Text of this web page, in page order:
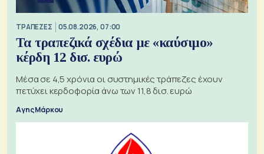
ΤΡΑΠΕΖΕΣ 05.08.2026, 07:00
Τα τραπεζικά σχέδια με «καύσιμο»
κέρδη 12 δισ. ευρώ
Μέσα σε 4,5 χρόνια οι συστημικές τράπεζες έχουν
πετύχει κερδοφορία άνω των 11,8 δισ. ευρώ
Αγης Μάρκου